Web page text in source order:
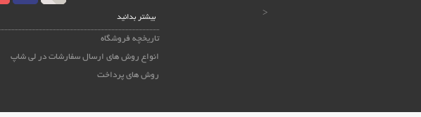
< بیشتر بدانید
تاریخچه فروشگاه
انواع روش های ارسال سفارشات در لی شاپ
روش های پرداخت